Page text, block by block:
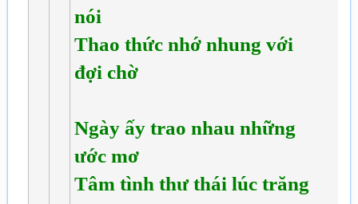
nói
Thao thức nhớ nhung với
đợi chờ
Ngày ấy trao nhau những
ước mơ
Tâm tình thư thái lúc trăng